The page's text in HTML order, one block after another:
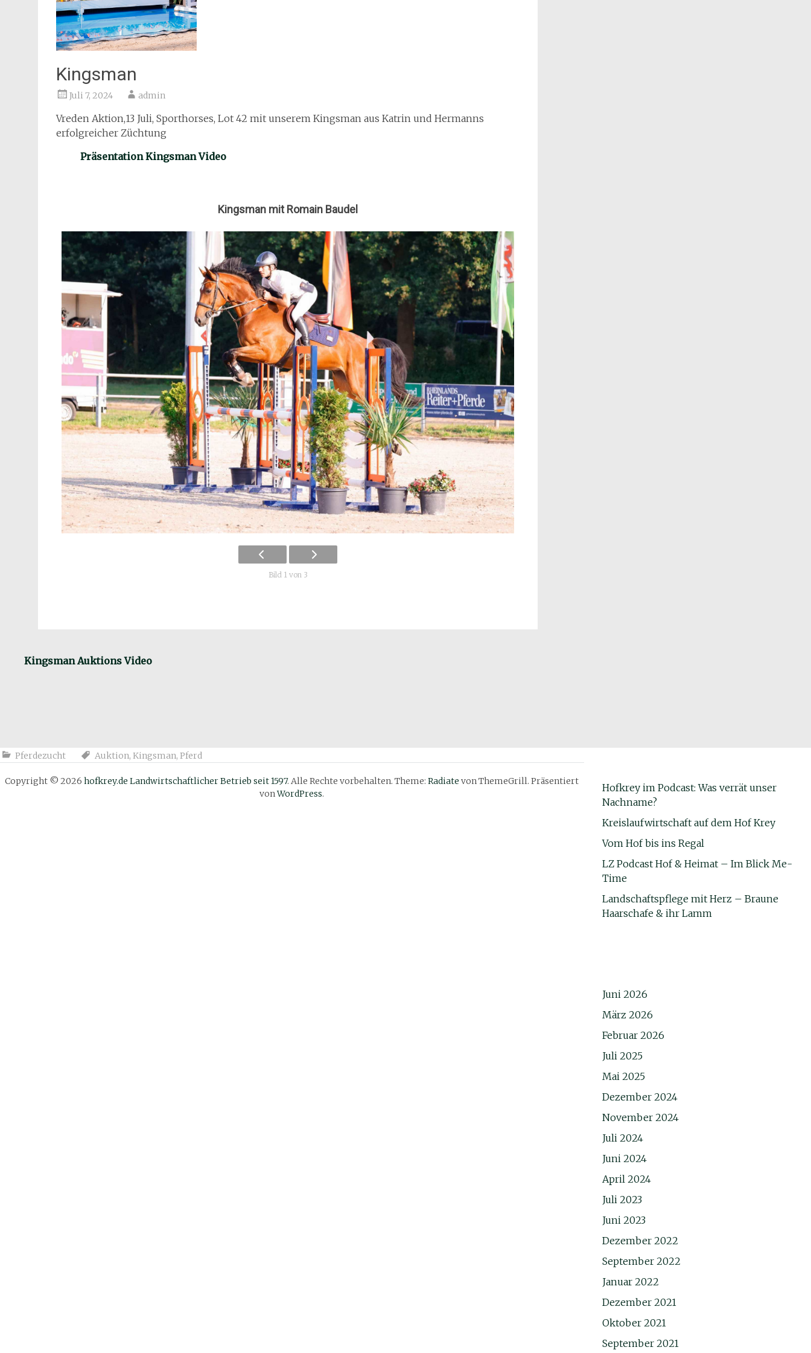
Kingsman
Juli 7, 2024 admin
Vreden Aktion,13 Juli, Sporthorses, Lot 42 mit unserem Kingsman aus Katrin und Hermanns
erfolgreicher Züchtung
Präsentation Kingsman Video
Kingsman mit Romain Baudel
Bild 1 von 3
Kingsman Auktions Video
Pferdezucht Auktion, Kingsman, Pferd
Hofkrey im Podcast: Was verrät unser
Nachname?
Kreislaufwirtschaft auf dem Hof Krey
Vom Hof bis ins Regal
LZ Podcast Hof & Heimat – Im Blick Me-
Time
Landschaftspflege mit Herz – Braune
Haarschafe & ihr Lamm
Juni 2026
März 2026
Februar 2026
Juli 2025
Mai 2025
Dezember 2024
November 2024
Juli 2024
Juni 2024
April 2024
Juli 2023
Juni 2023
Dezember 2022
September 2022
Januar 2022
Dezember 2021
Oktober 2021
September 2021
Copyright © 2026hofkrey.de Landwirtschaftlicher Betrieb seit 1597. Alle Rechte vorbehalten. Theme:Radiate von ThemeGrill. Präsentiert
vonWordPress.